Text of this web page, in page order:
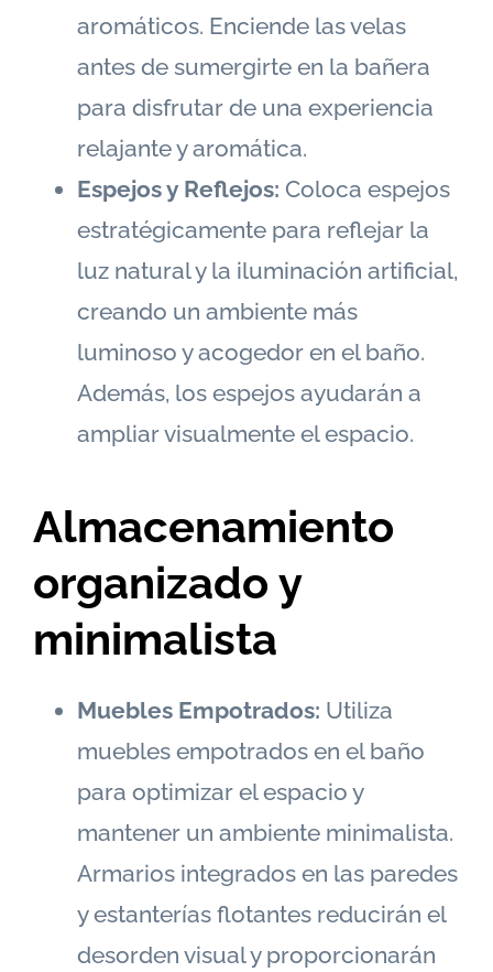
aromáticos. Enciende las velas
antes de sumergirte en la bañera
para disfrutar de una experiencia
relajante y aromática.
Espejos y Reflejos: Coloca espejos
estratégicamente para reflejar la
luz natural y la iluminación artificial,
creando un ambiente más
luminoso y acogedor en el baño.
Además, los espejos ayudarán a
ampliar visualmente el espacio.
Almacenamiento
organizado y
minimalista
Muebles Empotrados: Utiliza
muebles empotrados en el baño
para optimizar el espacio y
mantener un ambiente minimalista.
Armarios integrados en las paredes
y estanterías flotantes reducirán el
desorden visual y proporcionarán